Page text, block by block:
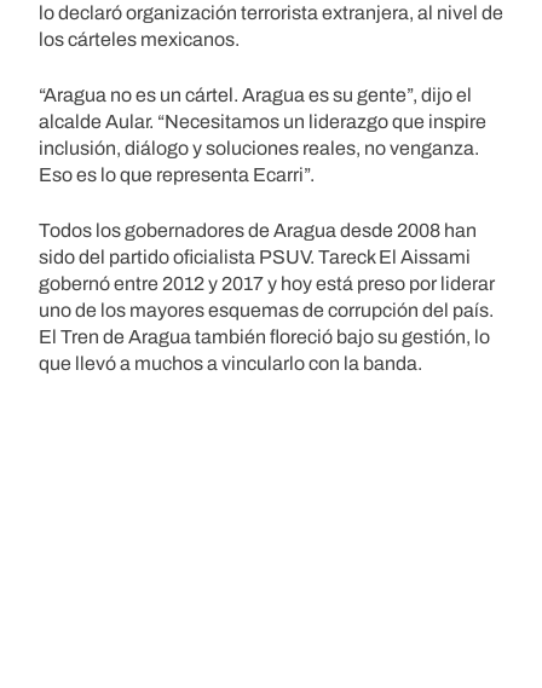
lo declaró organización terrorista extranjera, al nivel de
los cárteles mexicanos.
“Aragua no es un cártel. Aragua es su gente”, dijo el
alcalde Aular. “Necesitamos un liderazgo que inspire
inclusión, diálogo y soluciones reales, no venganza.
Eso es lo que representa Ecarri”.
Todos los gobernadores de Aragua desde 2008 han
sido del partido oficialista PSUV. Tareck El Aissami
gobernó entre 2012 y 2017 y hoy está preso por liderar
uno de los mayores esquemas de corrupción del país.
El Tren de Aragua también floreció bajo su gestión, lo
que llevó a muchos a vincularlo con la banda.